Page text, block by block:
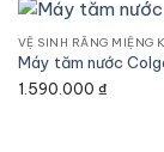
VỆ SINH RĂNG MIỆNG
Máy tăm nước
1.590.000 ₫